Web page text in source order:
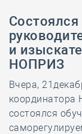
и
НОПРИЗ
Вчера,
состоялся